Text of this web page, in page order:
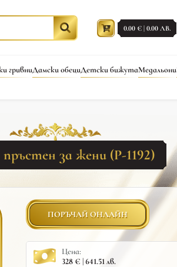
0.00 € | 0.00 ЛВ.
гривниДамски обециДетски бижутаМедальони
за жени (Р-1192)
ПОРЪЧАЙ ОНЛАЙН
Цена:
328 € | 641.51 лв.